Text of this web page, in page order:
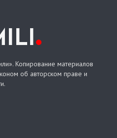
.
Копирование материалов
об авторском праве и